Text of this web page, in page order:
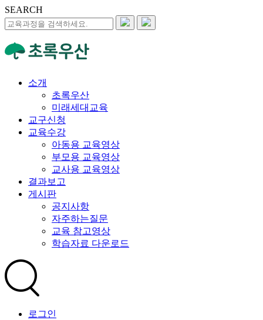
SEARCH
소개
초록우산
미래세대교육
교구신청
교육수강
아동용 교육영상
부모용 교육영상
교사용 교육영상
결과보고
게시판
공지사항
자주하는질문
교육 참고영상
학습자료 다운로드
로그인